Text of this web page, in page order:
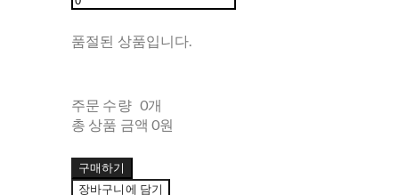
품절된 상품입니다.
주문 수량 0개
총 상품 금액 0원
구매하기
장바구니에 담기